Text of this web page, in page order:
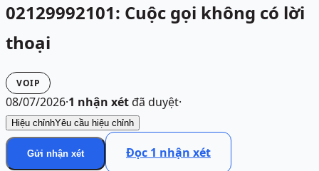
02129992101: Cuộc gọi không có lời
thoại
VOIP
08/07/2026·1 nhận xétđã duyệt·
Hiệu chỉnhYêu cầu hiệu chỉnh
Gửi nhận xét Đọc 1 nhận xét